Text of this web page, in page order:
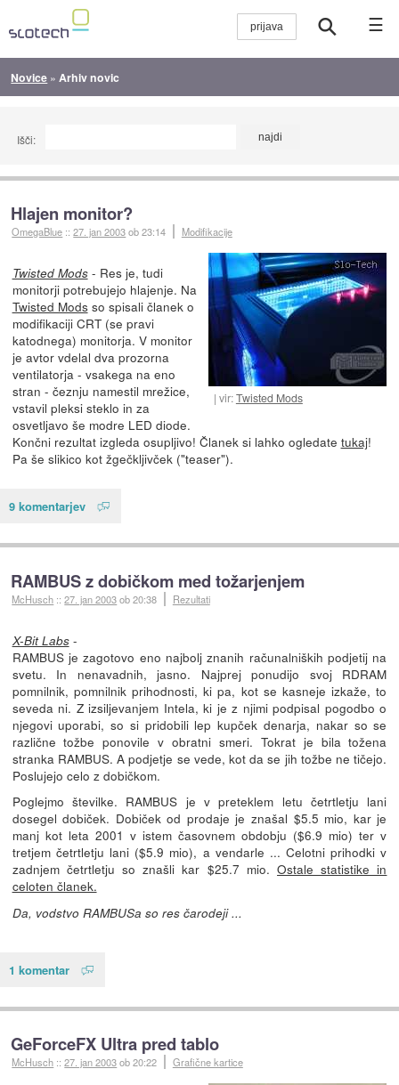
☰
Novice » Arhiv novic
Išči:
Hlajen monitor?
OmegaBlue ::27. jan 2003ob 23:14 Modifikacije
vir:Twisted Mods
Twisted Mods- Res je, tudi
monitorji potrebujejo hlajenje. Na
Twisted Modsso spisali članek o
modifikaciji CRT (se pravi
katodnega) monitorja. V monitor
je avtor vdelal dva prozorna
ventilatorja - vsakega na eno
stran - čeznju namestil mrežice,
vstavil pleksi steklo in za
osvetljavo še modre LED diode.
Končni rezultat izgleda osupljivo! Članek si lahko ogledate tukaj!
Pa še slikico kot žgečkljivček ("teaser").
9 komentarjev
RAMBUS z dobičkom med tožarjenjem
McHusch ::27. jan 2003ob 20:38 Rezultati
X-Bit Labs-
RAMBUS je zagotovo eno najbolj znanih računalniških podjetij na
svetu. In nenavadnih, jasno. Najprej ponudijo svoj RDRAM
pomnilnik, pomnilnik prihodnosti, ki pa, kot se kasneje izkaže, to
seveda ni. Z izsiljevanjem Intela, ki je z njimi podpisal pogodbo o
njegovi uporabi, so si pridobili lep kupček denarja, nakar so se
različne tožbe ponovile v obratni smeri. Tokrat je bila tožena
stranka RAMBUS. A podjetje se vede, kot da se jih tožbe ne tičejo.
Poslujejo celo z dobičkom.
Poglejmo številke. RAMBUS je v preteklem letu četrtletju lani
dosegel dobiček. Dobiček od prodaje je znašal $5.5 mio, kar je
manj kot leta 2001 v istem časovnem obdobju ($6.9 mio) ter v
tretjem četrtletju lani ($5.9 mio), a vendarle ... Celotni prihodki v
zadnjem četrtletju so znašli kar $25.7 mio.Ostale statistike in
celoten članek.
Da, vodstvo RAMBUSa so res čarodeji ...
1 komentar
GeForceFX Ultra pred tablo
McHusch ::27. jan 2003ob 20:22 Grafične kartice